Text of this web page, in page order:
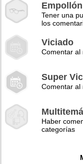
Empollón
Tener una
los
Viciado
Comentar al
Super
Comentar al
Haber
categorías